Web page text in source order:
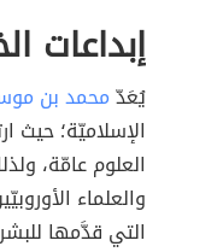
إبداعات
يُعَدّمحمد بن
الإسلاميّة؛ حيث
العلوم عامّة،
والعلماء
التي قدَّمها